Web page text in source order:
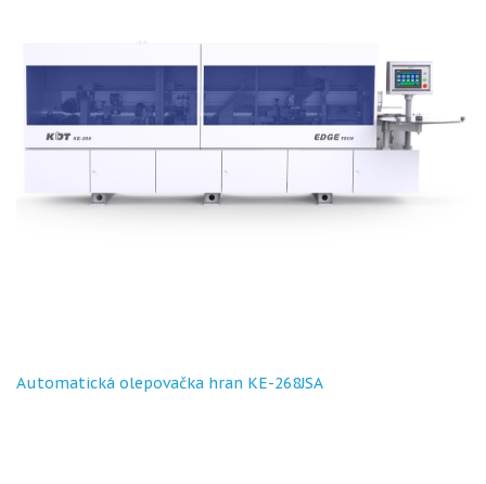
Automatická olepovačka hran KE-268JSA